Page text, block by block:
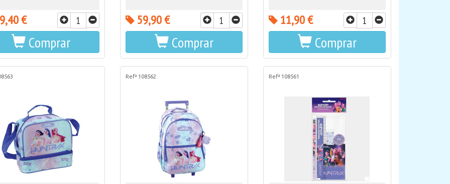
€
Comprar
59,90 €
Comprar
11,90 €
Comprar
Refª 108562 Refª 108561